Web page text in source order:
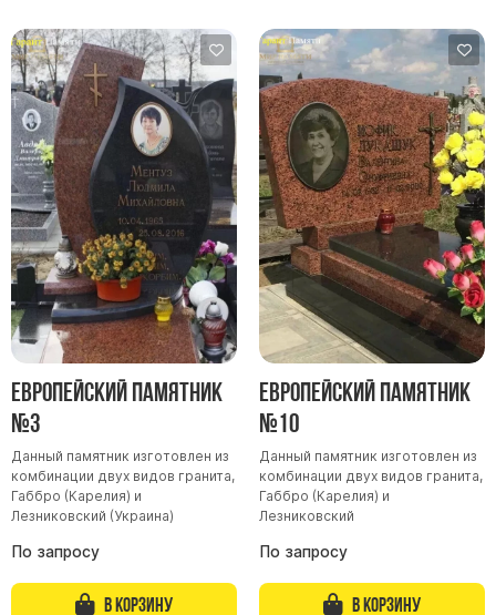
Участникам СВО
Памятники из гранита
Памятники из мрамора
Элитные памятники
Резные памятники
Мемориальные комплексы
Памятники с полноформатным фото
Склеп
Cкульптуры ангел
Детские памятники
Памятники Мусульманские
Памятники Армянские
Европейские памятники
Памятники "Клипарт"
Европейский памятник
№3
Данный памятник изготовлен из
комбинации двух видов гранита,
Габбро (Карелия) и
Лезниковский (Украина)
По запросу
В корзину
Европейский памятник
№10
Данный памятник изготовлен из
комбинации двух видов гранита,
Габбро (Карелия) и
Лезниковский
По запросу
В корзину